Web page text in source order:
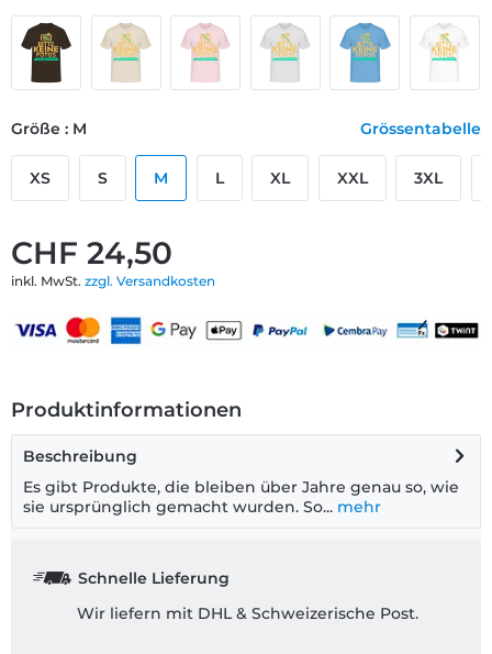
CHF 24,50
inkl. MwSt. zzgl. Versandkosten
Größe : M Grössentabelle
XS S M L XL XXL 3XL
Produktinformationen
Beschreibung
Es gibt Produkte, die bleiben über Jahre genau so, wie
sie ursprünglich gemacht wurden. So... mehr
Schnelle Lieferung
Wir liefern mit DHL & Schweizerische Post.